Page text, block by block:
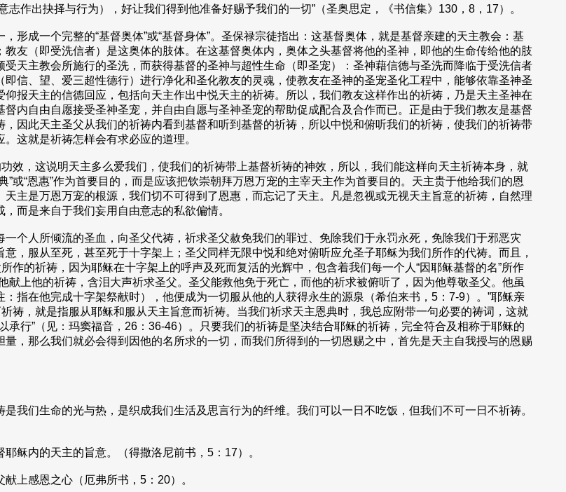
作出抉择与行为），好让我们得到他准备好赐予我们的一切”（圣奥思定，《书信集》130，8，17）。
成一个完整的“基督奥体”或“基督身体”。圣保禄宗徒指出：这基督奥体，就是基督亲建的天主教会：基
友（即受洗信者）是这奥体的肢体。在这基督奥体内，奥体之头基督将他的圣神，即他的生命传给他的肢
天主教会所施行的圣洗，而获得基督的圣神与超性生命（即圣宠）：圣神藉信德与圣洗而降临于受洗信者
信、望、爱三超性德行）进行净化和圣化教友的灵魂，使教友在圣神的圣宠圣化工程中，能够依靠圣神圣
报天主的信德回应，包括向天主作出中悦天主的祈祷。所以，我们教友这样作出的祈祷，乃是天主圣神在
内自由自愿接受圣神圣宠，并自由自愿与圣神圣宠的帮助促成配合及合作而已。正是由于我们教友是基督
因此天主圣父从我们的祈祷内看到基督和听到基督的祈祷，所以中悦和俯听我们的祈祷，使我们的祈祷带
这就是祈祷怎样会有求必应的道理。
效，这说明天主多么爱我们，使我们的祈祷带上基督祈祷的神效，所以，我们能这样向天主祈祷本身，就
或“恩惠”作为首要目的，而是应该把钦崇朝拜万恩万宠的主宰天主作为首要目的。天主贵于他给我们的恩
主是万恩万宠的根源，我们切不可得到了恩惠，而忘记了天主。凡是忽视或无视天主旨意的祈祷，自然理
而是来自于我们妄用自由意志的私欲偏情。
个人所倾流的圣血，向圣父代祷，祈求圣父赦免我们的罪过、免除我们于永罚永死，免除我们于邪恶灾
，服从至死，甚至死于十字架上；圣父同样无限中悦和绝对俯听应允圣子耶稣为我们所作的代祷。而且，
作的祈祷，因为耶稣在十字架上的呼声及死而复活的光辉中，包含着我们每一个人“因耶稣基督的名”所作
献上他的祈祷，含泪大声祈求圣父。圣父能救他免于死亡，而他的祈求被俯听了，因为他尊敬圣父。他虽
指在他完成十字架祭献时），他便成为一切服从他的人获得永生的源泉（希伯来书，5：7-9）。”耶稣亲
祷，就是指服从耶稣和服从天主旨意而祈祷。当我们祈求天主恩典时，我总应附带一句必要的祷词，这就
行”（见：玛窦福音，26：36-46）。只要我们的祈祷是坚决结合耶稣的祈祷，完全符合及相称于耶稣的
，那么我们就必会得到因他的名所求的一切，而我们所得到的一切恩赐之中，首先是天主自我授与的恩赐
我们生命的光与热，是织成我们生活及思言行为的纤维。我们可以一日不吃饭，但我们不可一日不祈祷。
稣内的天主的旨意。（得撒洛尼前书，5：17）。
上感恩之心（厄弗所书，5：20）。